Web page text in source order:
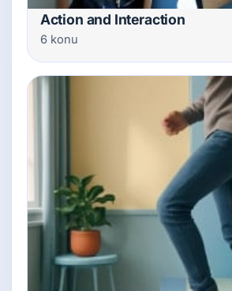
Action and Interaction
6 konu